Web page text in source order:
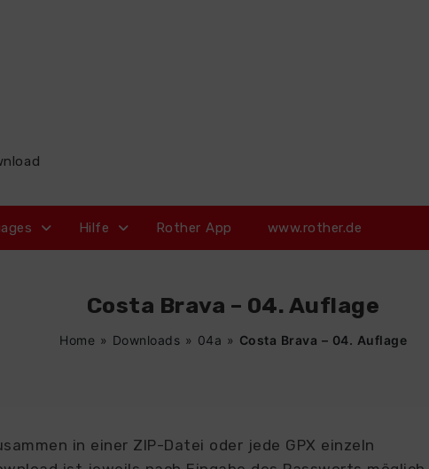
Hilfe Rother App www.rother.de
Costa Brava – 04. Auflage
Home » Downloads » 04a » Costa Brava – 04. Auflage
in einer ZIP-Datei oder jede GPX einzeln